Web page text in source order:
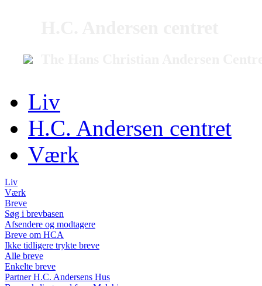
Liv
H.C. Andersen centret
Værk
Liv
Værk
Breve
Søg i brevbasen
Afsendere og modtagere
Breve om HCA
Ikke tidligere trykte breve
Alle breve
Enkelte breve
Partner H.C. Andersens Hus